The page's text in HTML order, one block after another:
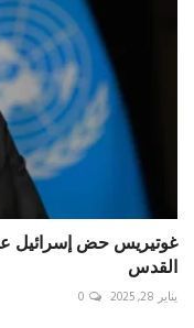
غوتيريس حض إسرائيل
القدس
يناير 28, 2025 0